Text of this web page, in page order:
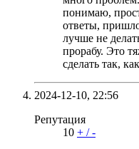
понимаю,
ответы,
лучше не
прорабу. Это
сделать так,
2024-12-10, 22:56
Репутация
10 + /-